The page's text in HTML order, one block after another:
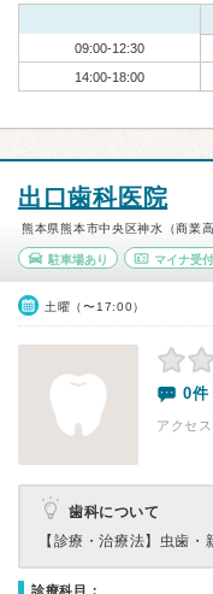
09:00-12:30
14:00-18:00
出口歯科医院
熊本県熊本市中央区神水（商業
駐車場あり マイナ受付
土曜（〜17:00）
0件
アクセ
歯科について
【診療・治療法】 虫歯・
診療科目：